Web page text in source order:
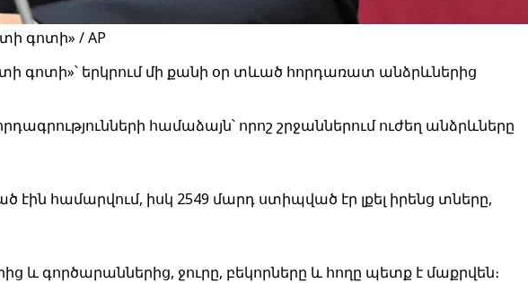
գոտի» / AP
գոտի»՝ երկրում մի քանի օր տևած հորդառատ անձրևներից
համաձայն՝ որոշ շրջաններում ուժեղ անձրևները
համարվում, իսկ 2549 մարդ ստիպված էր լքել իրենց տները,
և գործարաններից, ջուրը, բեկորները և հողը պետք է մաքրվեն։